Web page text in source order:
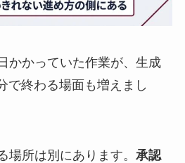
かかっていた作業が、生成
で終わる場面も増えまし
場所は別にあります。 承認